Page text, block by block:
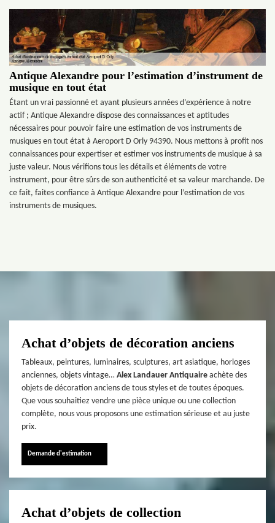
Antique Alexandre pour l’estimation d’instrument de
musique en tout état
Étant un vrai passionné et ayant plusieurs années d’expérience à notre
actif ; Antique Alexandre dispose des connaissances et aptitudes
nécessaires pour pouvoir faire une estimation de vos instruments de
musiques en tout état à Aeroport D Orly 94390. Nous mettons à profit nos
connaissances pour expertiser et estimer vos instruments de musique à sa
juste valeur. Nous vérifions tous les détails et éléments de votre
instrument, pour être sûrs de son authenticité et sa valeur marchande. De
ce fait, faites confiance à Antique Alexandre pour l’estimation de vos
instruments de musiques.
Achat d’objets de décoration anciens
Tableaux, peintures, luminaires, sculptures, art asiatique, horloges
anciennes, objets vintage… Alex Landauer Antiquaire achète des
objets de décoration anciens de tous styles et de toutes époques.
Que vous souhaitiez vendre une pièce unique ou une collection
complète, nous vous proposons une estimation sérieuse et au juste
prix.
Demande d'estimation
Achat d’objets de collection